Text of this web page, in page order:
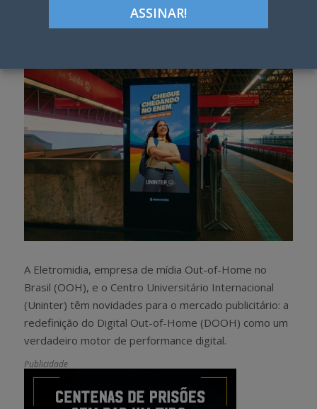
e
t
Google+
A Eletromidia, empresa de mídia Out-of-Home no
Brasil (OOH), e o Centro Universitário Internacional
(Uninter) têm novidades para o mercado publicitário: a
redefinição do Digital Out-of-Home (DOOH) como um
verdadeiro motor de performance digital.
Publicidade